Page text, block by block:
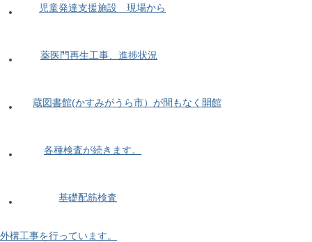
児童発達支援施設 現場から
薬医門再生工事、進捗状況
蔵図書館(かすみがうら市）が間もなく開館
各種検査が続きます。
基礎配筋検査
外構工事を行っています。